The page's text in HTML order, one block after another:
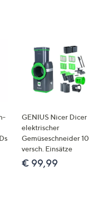
GENIUS Nicer Dicer
elektrischer
Gemüseschneider 10
versch. Einsätze
€ 99,99